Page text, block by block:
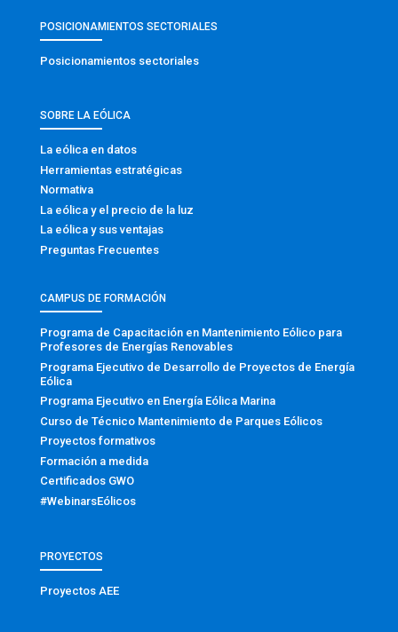
POSICIONAMIENTOS SECTORIALES
Posicionamientos sectoriales
SOBRE LA EÓLICA
La eólica en datos
Herramientas estratégicas
Normativa
La eólica y el precio de la luz
La eólica y sus ventajas
Preguntas Frecuentes
CAMPUS DE FORMACIÓN
Programa de Capacitación en Mantenimiento Eólico para
Profesores de Energías Renovables
Programa Ejecutivo de Desarrollo de Proyectos de Energía
Eólica
Programa Ejecutivo en Energía Eólica Marina
Curso de Técnico Mantenimiento de Parques Eólicos
Proyectos formativos
Formación a medida
Certificados GWO
#WebinarsEólicos
PROYECTOS
Proyectos AEE